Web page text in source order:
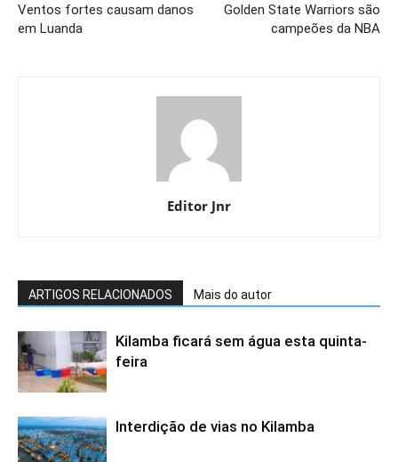
Ventos fortes causam danos
em Luanda
Golden State Warriors são
campeões da NBA
Editor Jnr
ARTIGOS RELACIONADOS Mais do autor
Kilamba ficará sem água esta quinta-
feira
Interdição de vias no Kilamba